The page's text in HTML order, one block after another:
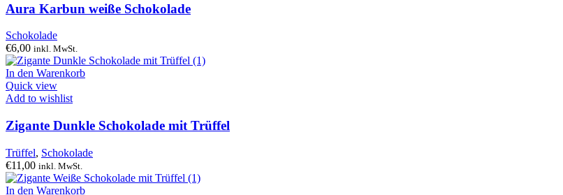
Aura Karbun weiße Schokolade
Schokolade
€6,00 inkl. MwSt.
In den Warenkorb
Quick view
Add to wishlist
Zigante Dunkle Schokolade mit Trüffel
Trüffel, Schokolade
€11,00 inkl. MwSt.
In den Warenkorb